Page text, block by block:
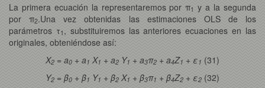
La primera ecuación la representaremos por π1 y a la segunda
por π2.Una vez obtenidas las estimaciones OLS de los
parámetros τ1 , substituiremos las anteriores ecuaciones en las
originales, obteniéndose así:
X2 = a0 + a 1 X1 + a2 Y1 + a3π2 + a4Z1 + ε1 (31)
Y2 = β0 + β1 Y1 + β2 X1 + β3π1 + β4Z2 + ε2 (32)